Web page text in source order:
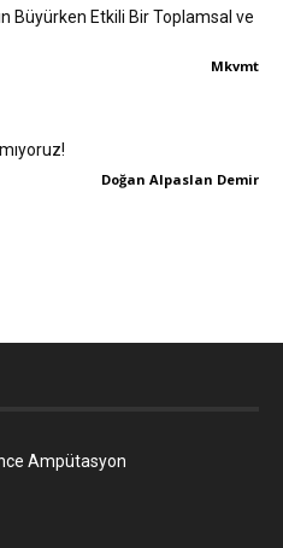
Büyürken Etkili Bir Toplamsal ve
Mkvmt
Doğan Alpaslan Demir
Ampütasyon